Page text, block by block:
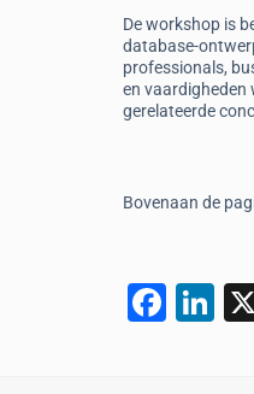
De workshop is
database-
professionals,
en vaardigheden
gerelateerde
Bovenaan de
F
Li